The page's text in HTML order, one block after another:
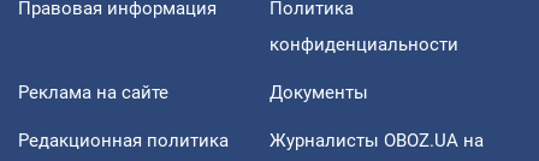
Правовая информация
Политика
конфиденциальности
Реклама на сайте Документы
Редакционная политика
Журналисты OBOZ.UA на